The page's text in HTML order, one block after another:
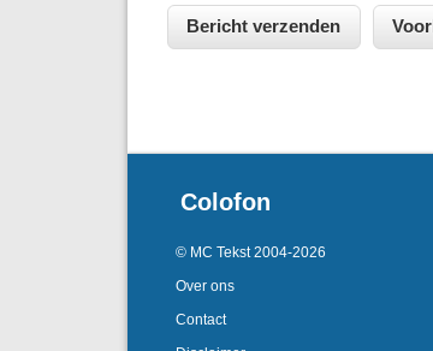
Colofon
© MC Tekst 2004-2026
Over ons
Contact